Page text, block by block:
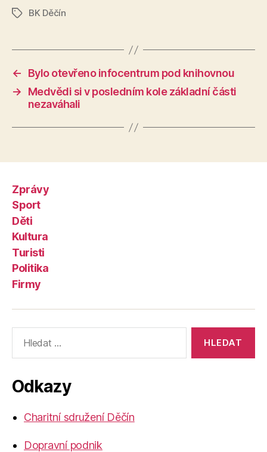
ŠtítkyBK Děčín
←
Bylo otevřeno infocentrum pod knihovnou
→
Medvědi si v posledním kole základní části
nezaváhali
Zprávy
Sport
Děti
Kultura
Turisti
Politika
Firmy
vyhledávání:
Odkazy
Charitní sdružení Děčín
Dopravní podnik